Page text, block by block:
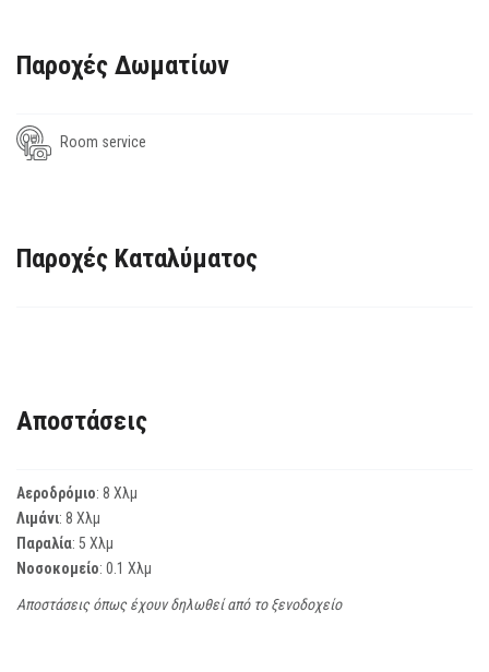
Παροχές Δωματίων
Room service
Παροχές Καταλύματος
Αποστάσεις
Αεροδρόμιο: 8 Χλμ
Λιμάνι: 8 Χλμ
Παραλία: 5 Χλμ
Νοσοκομείο: 0.1 Χλμ
Αποστάσεις όπως έχουν δηλωθεί από το ξενοδοχείο